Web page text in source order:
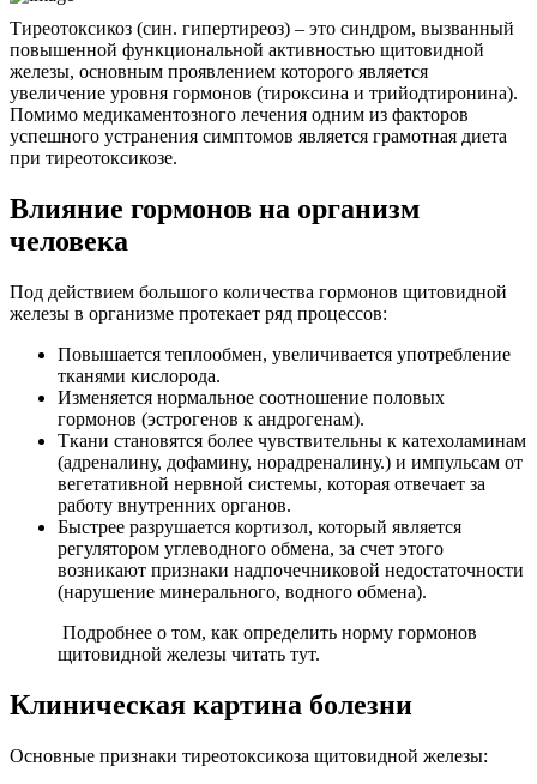
Тиреотоксикоз (син. гипертиреоз) – это синдром, вызванный
повышенной функциональной активностью щитовидной
железы, основным проявлением которого является
увеличение уровня гормонов (тироксина и трийодтиронина).
Помимо медикаментозного лечения одним из факторов
успешного устранения симптомов является грамотная диета
при тиреотоксикозе.
Влияние гормонов на организм
человека
Под действием большого количества гормонов щитовидной
железы в организме протекает ряд процессов:
Повышается теплообмен, увеличивается употребление
тканями кислорода.
Изменяется нормальное соотношение половых
гормонов (эстрогенов к андрогенам).
Ткани становятся более чувствительны к катехоламинам
(адреналину, дофамину, норадреналину.) и импульсам от
вегетативной нервной системы, которая отвечает за
работу внутренних органов.
Быстрее разрушается кортизол, который является
регулятором углеводного обмена, за счет этого
возникают признаки надпочечниковой недостаточности
(нарушение минерального, водного обмена).
Подробнее о том, как определить норму гормонов
щитовидной железы читать тут.
Клиническая картина болезни
Основные признаки тиреотоксикоза щитовидной железы: